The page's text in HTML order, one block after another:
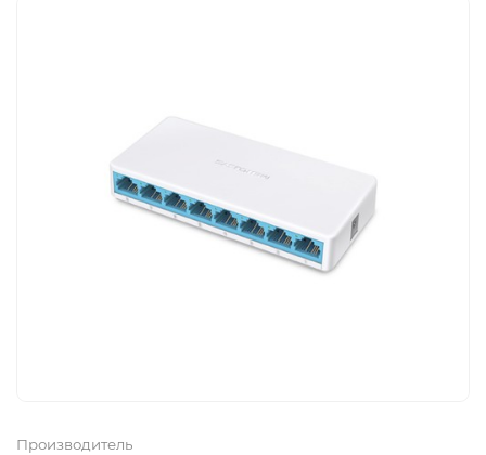
Производитель